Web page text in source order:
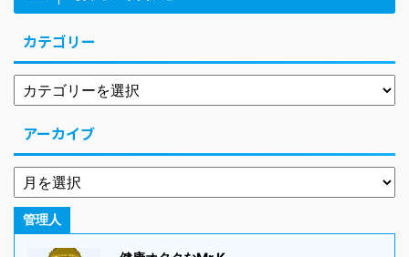
カテゴリー
アーカイブ
管理人